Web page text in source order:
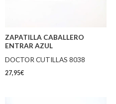
ZAPATILLA CABALLERO
ENTRAR AZUL
DOCTOR CUTILLAS 8038
27,95€